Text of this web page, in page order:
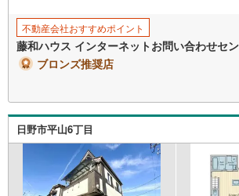
不動産会社おすすめポイント
藤和ハウス インターネットお問い合わせセ
ブロンズ推奨店
日野市平山6丁目